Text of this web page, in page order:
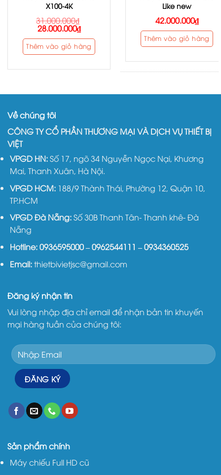
X100-4K
31.000.000₫
28.000.000₫
Thêm vào giỏ hàng
Like new
42.000.000₫
Thêm vào giỏ hàng
Về chúng tôi
CÔNG TY CỔ PHẦN THƯƠNG MẠI VÀ DỊCH VỤ THIẾT BỊ
VIỆT
VPGD HN:Số 17, ngõ 34 Nguyễn Ngọc Nại, Khương
Mai, Thanh Xuân, Hà Nội.
VPGD HCM: 188/9 Thành Thái, Phường 12, Quận 10,
TP.HCM
VPGD Đà Nẵng:Số 30B Thanh Tân- Thanh khê- Đà
Nẵng
Hotline:0936595000–0962544111 –0934360525
Email:thietbivietjsc@gmail.com
Đăng ký nhận tin
Vui lòng nhập địa chỉ email để nhận bản tin khuyến
mại hàng tuần của chúng tôi:
Sản phẩm chính
Máy chiếu Full HD cũ